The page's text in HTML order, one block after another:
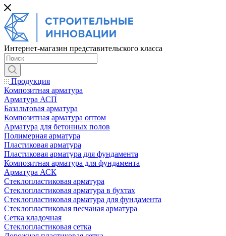
Интернет-магазин представительского класса
Продукция
Композитная арматура
Арматура АСП
Базальтовая арматура
Композитная арматура оптом
Арматура для бетонных полов
Полимерная арматура
Пластиковая арматура
Пластиковая арматура для фундамента
Композитная арматура для фундамента
Арматура АСК
Cтеклопластиковая арматура
Стеклопластиковая арматура в бухтах
Стеклопластиковая арматура для фундамента
Стеклопластиковая песчаная арматура
Сетка кладочная
Стеклопластиковая сетка